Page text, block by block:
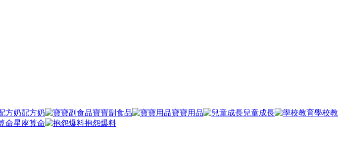
配方奶 寶寶副食品 寶寶用品 兒童成長
學校教
星座算命 抱怨爆料